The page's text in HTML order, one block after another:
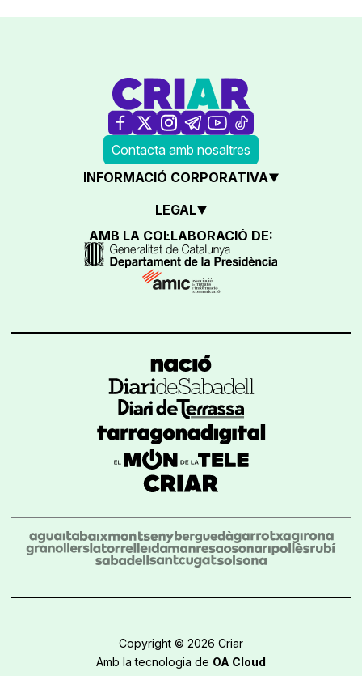
Contacta amb nosaltres
INFORMACIÓ CORPORATIVA
LEGAL
AMB LA COL·LABORACIÓ DE:
Copyright © 2026 Criar
Amb la tecnologia de OA Cloud